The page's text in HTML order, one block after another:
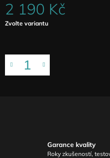
2 190 Kč
Měrná
Zvolte variantu
Garance kvality
Roky zkušeností,